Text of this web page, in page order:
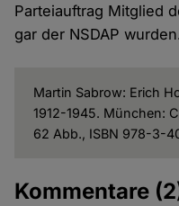
Parteiauftrag Mitglied
gar der NSDAP
Martin Sabrow: Erich
1912-1945. München:
62 Abb., ISBN 978-3-
Kommentare